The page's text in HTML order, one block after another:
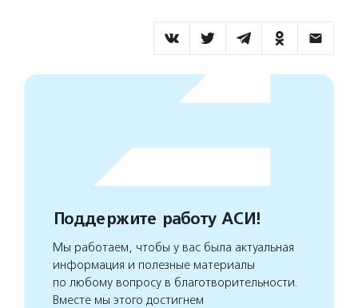
Поддержите работу АСИ!
Мы работаем, чтобы у вас была актуальная
информация и полезные материалы
по любому вопросу в благотворительности.
Вместе мы этого достигнем